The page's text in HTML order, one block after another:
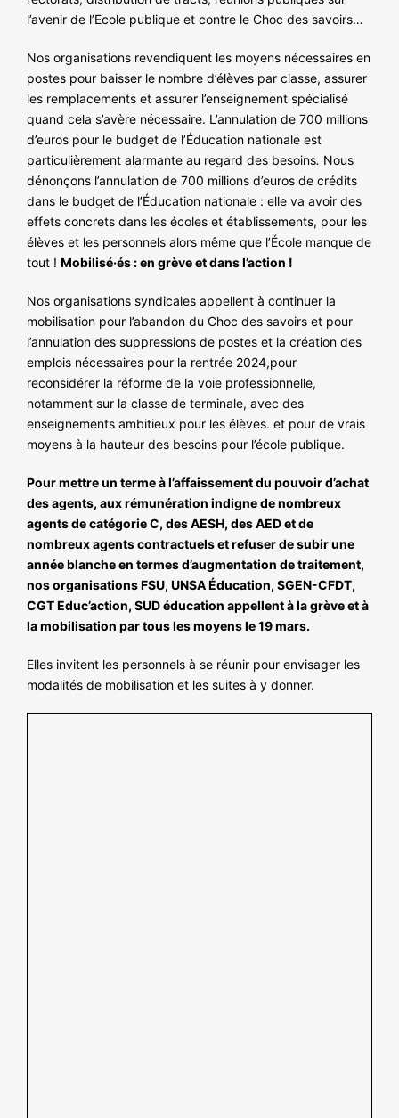
l’avenir de l’Ecole publique et contre le Choc des savoirs…
Nos organisations revendiquent les moyens nécessaires en
postes pour baisser le nombre d’élèves par classe, assurer
les remplacements et assurer l’enseignement spécialisé
quand cela s’avère nécessaire. L’annulation de 700 millions
d’euros pour le budget de l’Éducation nationale est
particulièrement alarmante au regard des besoins. Nous
dénonçons l’annulation de 700 millions d’euros de crédits
dans le budget de l’Éducation nationale : elle va avoir des
effets concrets dans les écoles et établissements, pour les
élèves et les personnels alors même que l’École manque de
tout ! Mobilisé·és : en grève et dans l’action !
Nos organisations syndicales appellent à continuer la
mobilisation pour l’abandon du Choc des savoirs et pour
l’annulation des suppressions de postes et la création des
emplois nécessaires pour la rentrée 2024,pour
reconsidérer la réforme de la voie professionnelle,
notamment sur la classe de terminale, avec des
enseignements ambitieux pour les élèves. et pour de vrais
moyens à la hauteur des besoins pour l’école publique.
Pour mettre un terme à l’affaissement du pouvoir d’achat
des agents, aux rémunération indigne de nombreux
agents de catégorie C, des AESH, des AED et de
nombreux agents contractuels et refuser de subir une
année blanche en termes d’augmentation de traitement,
nos organisations FSU, UNSA Éducation, SGEN-CFDT,
CGT Educ’action, SUD éducation appellent à la grève et à
la mobilisation par tous les moyens le 19 mars.
Elles invitent les personnels à se réunir pour envisager les
modalités de mobilisation et les suites à y donner.